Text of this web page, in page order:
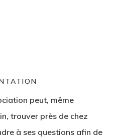
peut, même
trouver près de chez
à ses questions afin de